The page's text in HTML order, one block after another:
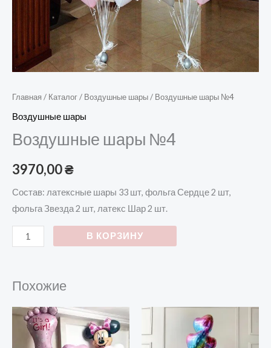
Главная / Каталог/ Воздушные шары/ Воздушные шары №4
Воздушные шары
Воздушные шары №4
3970,00₴
Состав: латексные шары 33 шт, фольга Сердце 2 шт,
фольга Звезда 2 шт, латекс Шар 2 шт.
В КОРЗИНУ
Похожие